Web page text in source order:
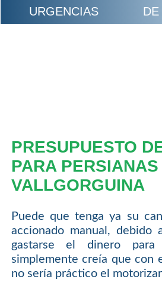
URGENCIAS
PRESUPUESTO
PARA PERSIANAS
VALLGORGUINA
Puede que tenga ya su
accionado manual, debido
gastarse el dinero para
simplemente creía que con
no sería práctico el